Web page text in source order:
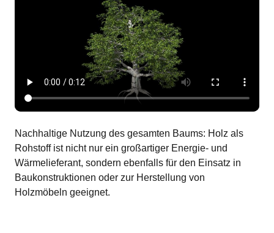
Nachhaltige Nutzung des gesamten Baums: Holz als
Rohstoff ist nicht nur ein großartiger Energie- und
Wärmelieferant, sondern ebenfalls für den Einsatz in
Baukonstruktionen oder zur Herstellung von
Holzmöbeln geeignet.